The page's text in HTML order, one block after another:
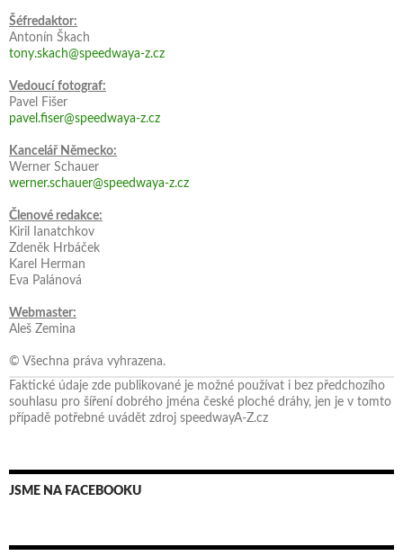
Šéfredaktor:
Antonín Škach
tony.skach@speedwaya-z.cz
Vedoucí fotograf:
Pavel Fišer
pavel.fiser@speedwaya-z.cz
Kancelář Německo:
Werner Schauer
werner.schauer@speedwaya-z.cz
Členové redakce:
Kiril Ianatchkov
Zdeněk Hrbáček
Karel Herman
Eva Palánová
Webmaster:
Aleš Zemina
© Všechna práva vyhrazena.
Faktické údaje zde publikované je možné používat i bez předchozího
souhlasu pro šíření dobrého jména české ploché dráhy, jen je v tomto
případě potřebné uvádět zdroj speedwayA-Z.cz
JSME NA FACEBOOKU